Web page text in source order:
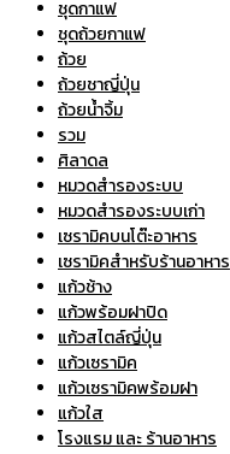
ชุดกาแฟ
ชุดถ้วยกาแฟ
ถ้วย
ถ้วยชาญี่ปุ่น
ถ้วยน้ำจิ้ม
รวม
ศิลาดล
หมวดสำรองระบบ
หมวดสำรองระบบเก่า
เซรามิคบนโต๊ะอาหาร
เซรามิคสำหรับร้านอาหาร
แก้วช้าง
แก้วพร้อมฝาปิด
แก้วสไตล์ญี่ปุ่น
แก้วเซรามิค
แก้วเซรามิคพร้อมฝา
แก้วใส
โรงแรม และ ร้านอาหาร